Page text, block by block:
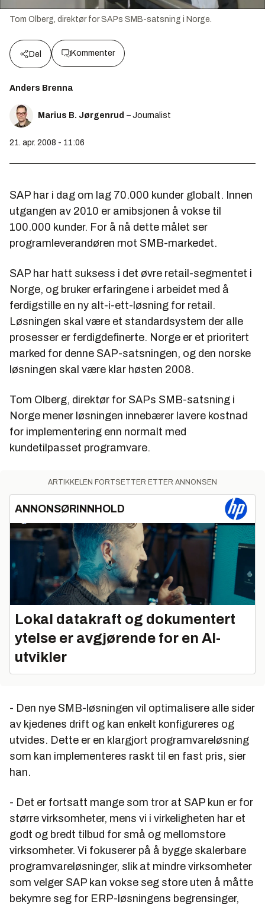
Tom Olberg, direktør for SAPs SMB-satsning i Norge.
Del Kommenter
Anders Brenna
Marius B. Jørgenrud – Journalist
21. apr. 2008 - 11:06
SAP har i dag om lag 70.000 kunder globalt. Innen
utgangen av 2010 er amibsjonen å vokse til
100.000 kunder. For å nå dette målet ser
programleverandøren mot SMB-markedet.
SAP har hatt suksess i det øvre retail-segmentet i
Norge, og bruker erfaringene i arbeidet med å
ferdigstille en ny alt-i-ett-løsning for retail.
Løsningen skal være et standardsystem der alle
prosesser er ferdigdefinerte. Norge er et prioritert
marked for denne SAP-satsningen, og den norske
løsningen skal være klar høsten 2008.
Tom Olberg, direktør for SAPs SMB-satsning i
Norge mener løsningen innebærer lavere kostnad
for implementering enn normalt med
kundetilpasset programvare.
ARTIKKELEN FORTSETTER ETTER ANNONSEN
ANNONSØRINNHOLD
Lokal datakraft og dokumentert
ytelse er avgjørende for en AI-
utvikler
- Den nye SMB-løsningen vil optimalisere alle sider
av kjedenes drift og kan enkelt konfigureres og
utvides. Dette er en klargjort programvareløsning
som kan implementeres raskt til en fast pris, sier
han.
- Det er fortsatt mange som tror at SAP kun er for
større virksomheter, mens vi i virkeligheten har et
godt og bredt tilbud for små og mellomstore
virksomheter. Vi fokuserer på å bygge skalerbare
programvareløsninger, slik at mindre virksomheter
som velger SAP kan vokse seg store uten å måtte
bekymre seg for ERP-løsningens begrensinger,